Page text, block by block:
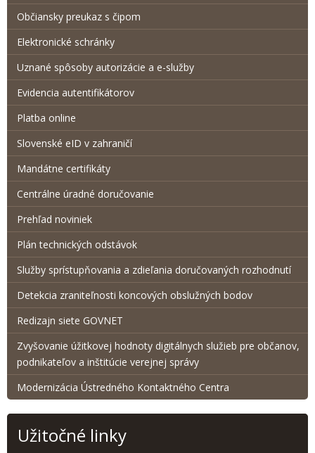
Občiansky preukaz s čipom
Elektronické schránky
Uznané spôsoby autorizácie a e-služby
Evidencia autentifikátorov
Platba online
Slovenské eID v zahraničí
Mandátne certifikáty
Centrálne úradné doručovanie
Prehľad noviniek
Plán technických odstávok
Služby sprístupňovania a zdieľania doručovaných rozhodnutí
Detekcia zraniteľnosti koncových obslužných bodov
Redizajn siete GOVNET
Zvyšovanie úžitkovej hodnoty digitálnych služieb pre občanov,
podnikateľov a inštitúcie verejnej správy
Modernizácia Ústredného Kontaktného Centra
Užitočné linky